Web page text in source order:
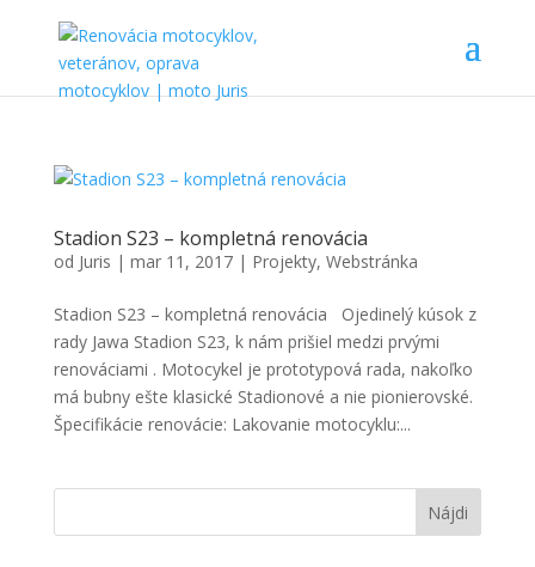
Stadion S23 – kompletná renovácia
od Juris | mar 11, 2017| Projekty, Webstránka
Stadion S23 – kompletná renovácia Ojedinelý kúsok z
rady Jawa Stadion S23, k nám prišiel medzi prvými
renováciami . Motocykel je prototypová rada, nakoľko
má bubny ešte klasické Stadionové a nie pionierovské.
Špecifikácie renovácie: Lakovanie motocyklu:...